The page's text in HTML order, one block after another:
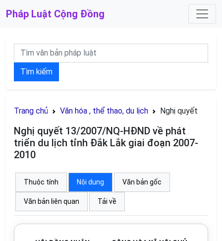
Pháp Luật Cộng Đồng
Tìm kiếm
Trang chủ Văn hóa , thể thao, du lịch Nghị quyết
Nghị quyết 13/2007/NQ-HĐND về phát
triển du lịch tỉnh Đắk Lắk giai đoạn 2007-
2010
Thuộc tính Nội dung Văn bản gốc
Văn bản liên quan Tải về